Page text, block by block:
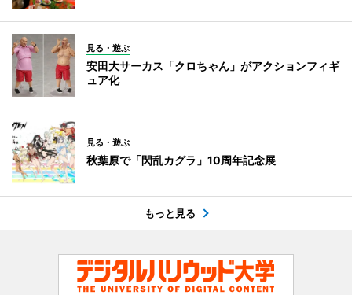
見る・遊ぶ
安田大サーカス「クロちゃん」がアクションフィギ
ュア化
見る・遊ぶ
秋葉原で「閃乱カグラ」10周年記念展
もっと見る